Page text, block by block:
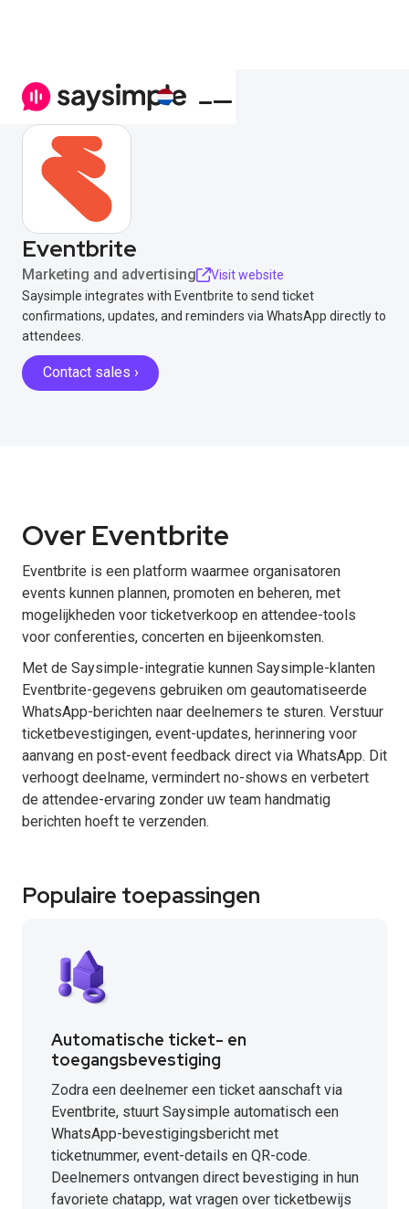
Eventbrite
Marketing and advertising
Visit website
Saysimple integrates with Eventbrite to send ticket
confirmations, updates, and reminders via WhatsApp directly to
attendees.
Contact sales ›
Over Eventbrite
Eventbrite is een platform waarmee organisatoren
events kunnen plannen, promoten en beheren, met
mogelijkheden voor ticketverkoop en attendee-tools
voor conferenties, concerten en bijeenkomsten.
Met de Saysimple-integratie kunnen Saysimple-klanten
Eventbrite-gegevens gebruiken om geautomatiseerde
WhatsApp-berichten naar deelnemers te sturen. Verstuur
ticketbevestigingen, event-updates, herinnering voor
aanvang en post-event feedback direct via WhatsApp. Dit
verhoogt deelname, vermindert no-shows en verbetert
de attendee-ervaring zonder uw team handmatig
berichten hoeft te verzenden.
Populaire toepassingen
Automatische ticket- en
toegangsbevestiging
Zodra een deelnemer een ticket aanschaft via
Eventbrite, stuurt Saysimple automatisch een
WhatsApp-bevestigingsbericht met
ticketnummer, event-details en QR-code.
Deelnemers ontvangen direct bevestiging in hun
favoriete chatapp, wat vragen over ticketbewijs